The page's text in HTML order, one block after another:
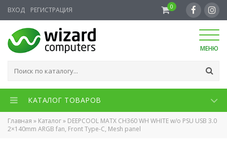
ВХОД РЕГИСТРАЦИЯ 0
МЕНЮ
КАТАЛОГ ТОВАРОВ
Главная » Каталог» DEEPCOOL MATX CH360 WH WHITE w/o PSU USB 3.0
2×140mm ARGB fan, Front Type-C, Mesh panel